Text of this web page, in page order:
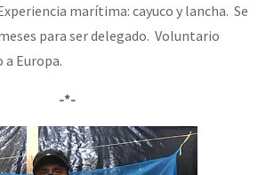
marítima: cayuco y lancha. Se
para ser delegado. Voluntario
a Europa.
-*-